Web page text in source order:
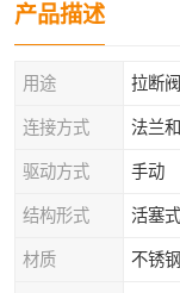
产品描述
用途 拉断
连接方式 法兰
驱动方式 手动
结构形式 活塞式
材质 不锈钢